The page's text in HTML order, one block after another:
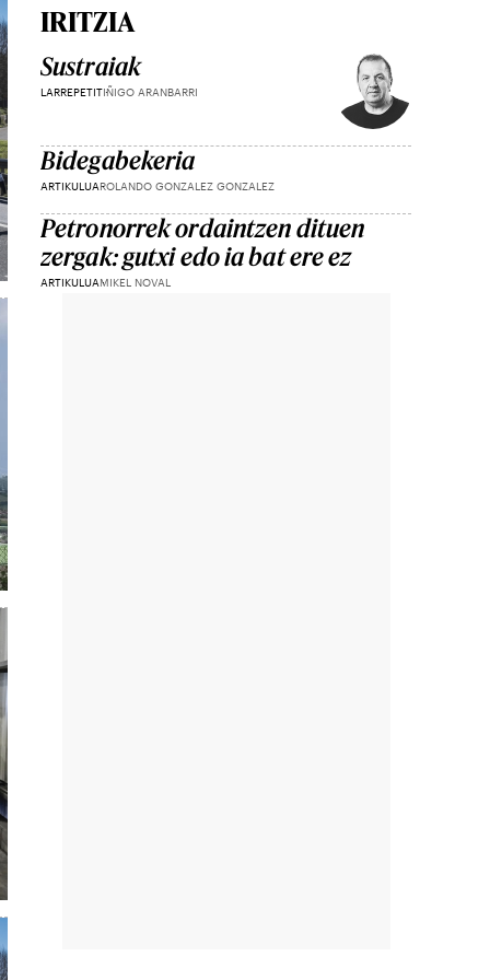
IRITZIA
Sustraiak
LARREPETITIÑIGO ARANBARRI
Bidegabekeria
ARTIKULUAROLANDO GONZALEZ GONZALEZ
Petronorrek ordaintzen dituen
zergak: gutxi edo ia bat ere ez
ARTIKULUAMIKEL NOVAL